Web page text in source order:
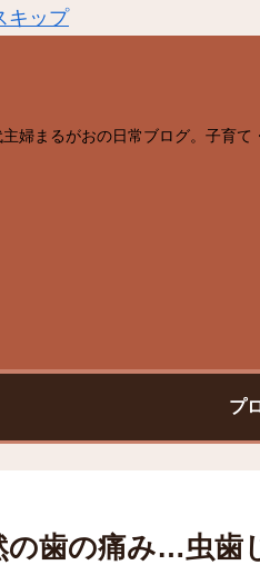
キップ
婦まるがおの日常ブログ。子育て
プ
の歯の痛み…虫歯